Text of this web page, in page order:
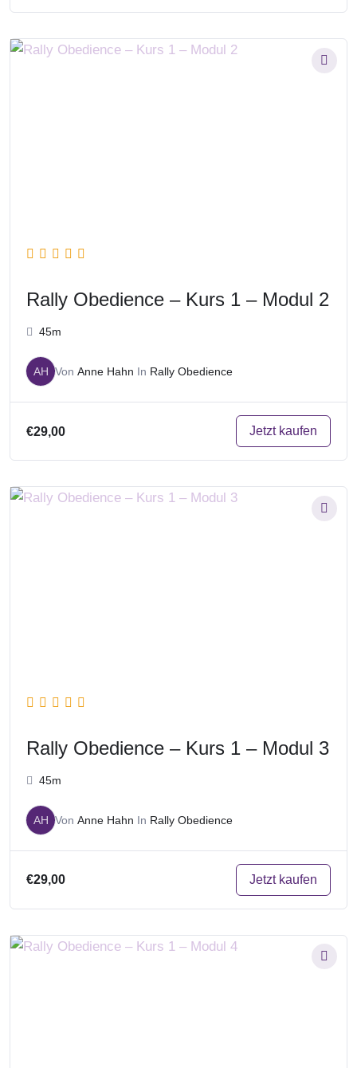
Rally Obedience – Kurs 1 – Modul 2
45m
AH Von Anne Hahn In Rally Obedience
€29,00 Jetzt kaufen
Rally Obedience – Kurs 1 – Modul 3
45m
AH Von Anne Hahn In Rally Obedience
€29,00 Jetzt kaufen